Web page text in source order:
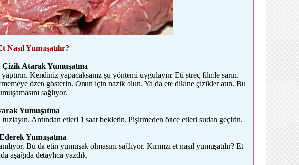
Nasıl Yumuşatılır?
Çizik Atarak Yumuşatma
Kendiniz yapacaksanız şu yöntemi uygulayın: Eti streç filmle sarın.
özen gösterin. Onun için nazik olun. Ya da ete dikine çizikler atın. Bu
sağlıyor.
Yumuşatma
Ardından etleri 1 saat bekletin. Pişirmeden önce etleri sudan geçirin.
Yumuşatma
Bu da etin yumuşak olmasını sağlıyor. Kırmızı et nasıl yumuşatılır? Et
aşağıda detaylıca yazdık.